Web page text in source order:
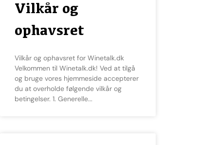
Vilkår og
ophavsret
Vilkår og ophavsret for Winetalk.dk
Velkommen til Winetalk.dk! Ved at tilgå
og bruge vores hjemmeside accepterer
du at overholde følgende vilkår og
betingelser. 1. Generelle